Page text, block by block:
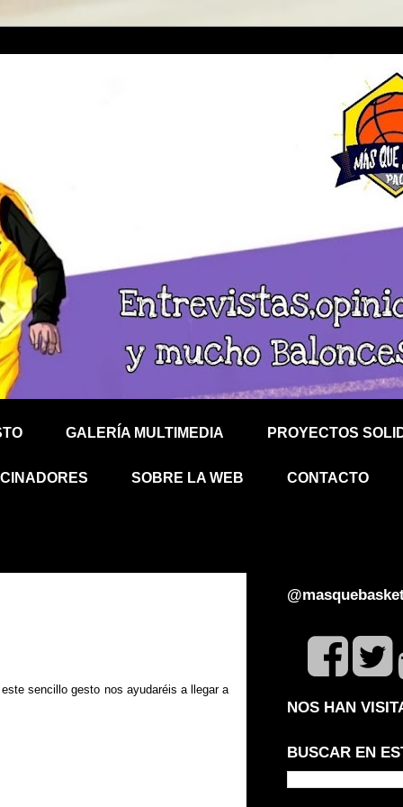
GALERÍA MULTIMEDIA PROYECTOS
SOBRE LA WEB CONTACTO
sencillo gesto nos ayudaréis a llegar a
NOS HAN
BUSCAR EN